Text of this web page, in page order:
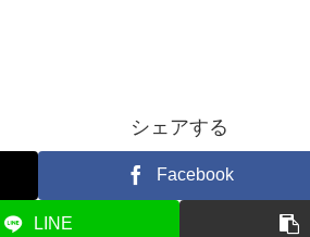
シェアする
Facebook
LINE